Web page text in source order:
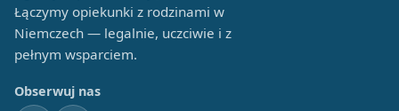
Łączymy opiekunki z rodzinami w
Niemczech — legalnie, uczciwie i z
pełnym wsparciem.
Obserwuj nas